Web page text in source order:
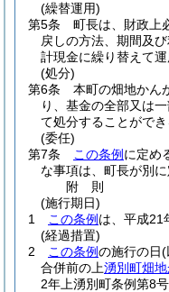
(繰替運用)
第5条
町長は、財政上
戻しの方法、期間及
計現金に繰り替えて運
(処分)
第6条
本町の畑地かん
り、基金の全部又は
て処分することができ
(委任)
第7条
この条例 に定め
な事項は、町長が別に
附 則
(施行期日)
1
この条例 は、平成21
(経過措置)
2
この条例の施行の日(
合併前の上湧別町畑
2年上湧別町条例第8